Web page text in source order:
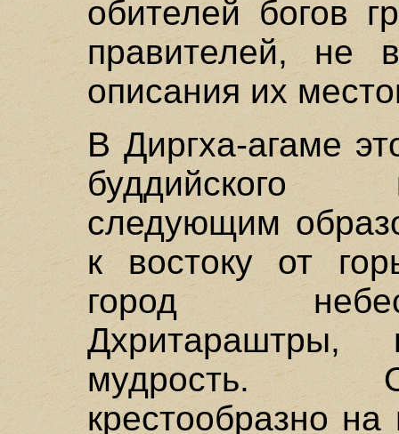
обителей богов
правителей, не
описания их
В Диргха-агаме
буддийского
следующим
к востоку от
город
Дхритараштры,
мудрость.
крестообразно